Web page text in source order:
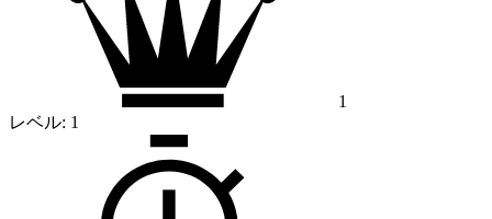
1
レベル: 1